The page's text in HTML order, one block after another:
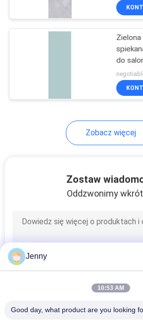
Płytka
Gres
Płytka
porcelany
mm i
do
ściana
Zobacz więcej
Zostaw
Oddzwonimy
Jenny
10:53 AM
Good day, what product are you looking